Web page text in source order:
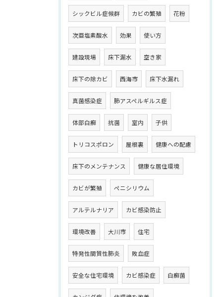
シックビル症候群 カビの繁殖 花粉
次亜塩素酸水 効果 使い方
建設現場 床下漏水 空き家
床下の除カビ 西海市 床下水漏れ
真菌感染症 肺アスペルギルス症
体部白癬 抗菌 室内 子供
トリコスポロン 屋根裏 健康への配慮
床下のメンテナンス 健康な居住環境
カビが繁殖 ペニシリウム
アルテルナリア カビ感染防止
環境改善 大川市 住宅
特発性間質性肺炎 敗血症
安全な住宅環境 カビ感染症 白癬菌